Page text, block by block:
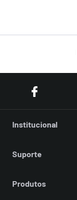
Institucional
Suporte
Produtos